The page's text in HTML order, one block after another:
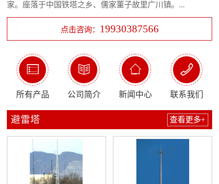
家。座落于中国铁塔之乡、儒家董子故里广川镇。...
点击咨询： 19930387566

所有产品

公司简介

新闻中心

联系我们
避雷塔 查看更多+